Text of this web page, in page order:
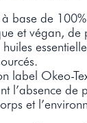
base de
et végan, de
label Okeo-
l’absence de
et